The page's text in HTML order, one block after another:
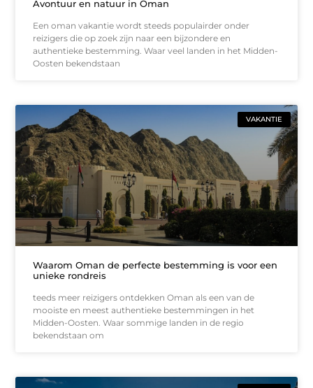
Avontuur en natuur in Oman
Een oman vakantie wordt steeds populairder onder
reizigers die op zoek zijn naar een bijzondere en
authentieke bestemming. Waar veel landen in het Midden-
Oosten bekendstaan
VAKANTIE
Waarom Oman de perfecte bestemming is voor een
unieke rondreis
teeds meer reizigers ontdekken Oman als een van de
mooiste en meest authentieke bestemmingen in het
Midden-Oosten. Waar sommige landen in de regio
bekendstaan om